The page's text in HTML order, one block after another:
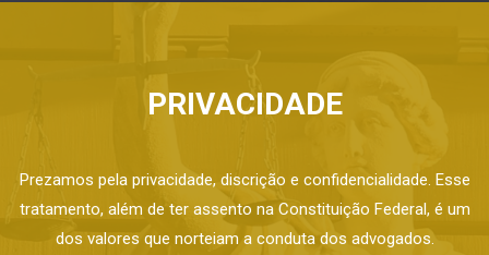
PRIVACIDADE
Prezamos pela privacidade, discrição e confidencialidade. Esse
tratamento, além de ter assento na Constituição Federal, é um
dos valores que norteiam a conduta dos advogados.